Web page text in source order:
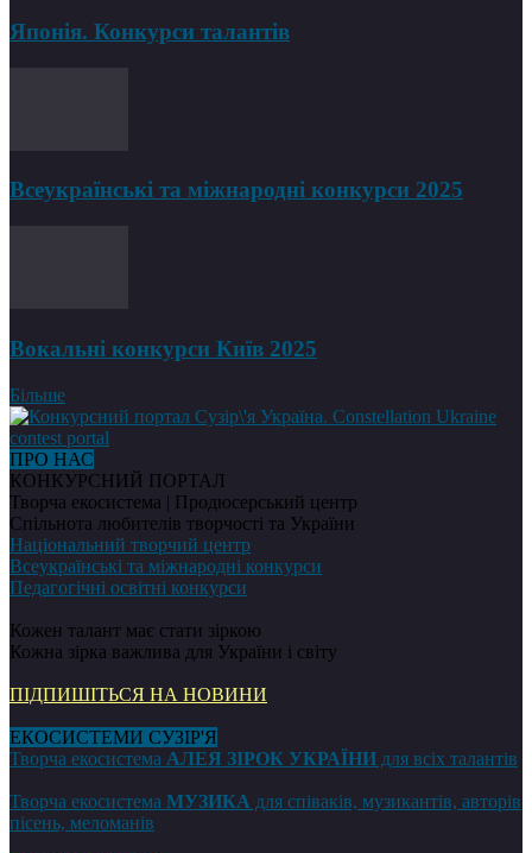
Японія. Конкурси талантів
Всеукраїнські та міжнародні конкурси 2025
Вокальні конкурси Київ 2025
Більше
ПРО НАС
КОНКУРСНИЙ ПОРТАЛ
Творча екосистема | Продюсерський центр
Спільнота любителів творчості та України
Національний творчий центр
Всеукраїнські та міжнародні конкурси
Педагогічні освітні конкурси
Кожен талант має стати зіркою
Кожна зірка важлива для України і світу
ПІДПИШІТЬСЯ НА НОВИНИ
ЕКОСИСТЕМИ СУЗІР'Я
Творча екосистема АЛЕЯ ЗІРОК УКРАЇНИ для всіх талантів
Творча екосистема МУЗИКА для співаків, музикантів, авторів
пісень, меломанів